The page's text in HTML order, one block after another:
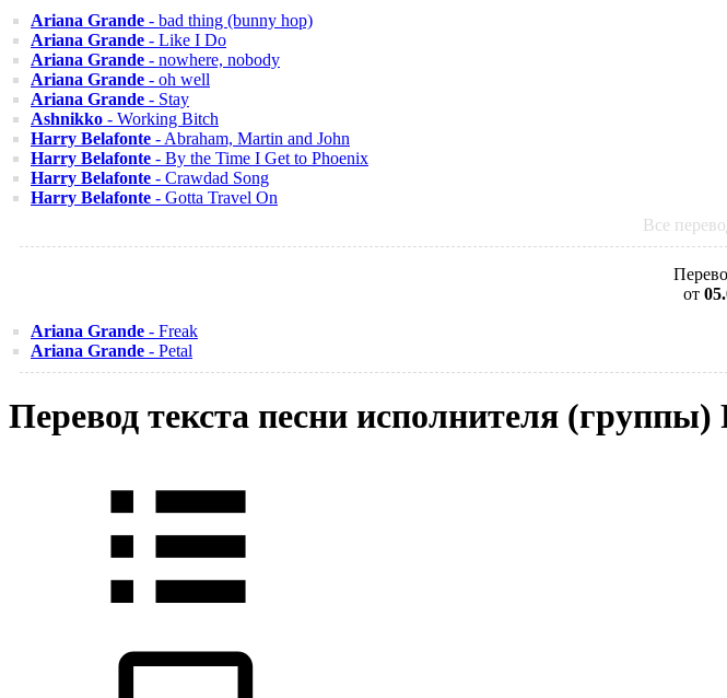
Ariana Grande - bad thing (bunny hop)
Ariana Grande - Like I Do
Ariana Grande - nowhere, nobody
Ariana Grande - oh well
Ariana Grande - Stay
Ashnikko - Working Bitch
Harry Belafonte - Abraham, Martin and John
Harry Belafonte - By the Time I Get to Phoenix
Harry Belafonte - Crawdad Song
Harry Belafonte - Gotta Travel On
Все
от
Ariana Grande - Freak
Ariana Grande - Petal
Перевод текста песни исполнителя (группы)